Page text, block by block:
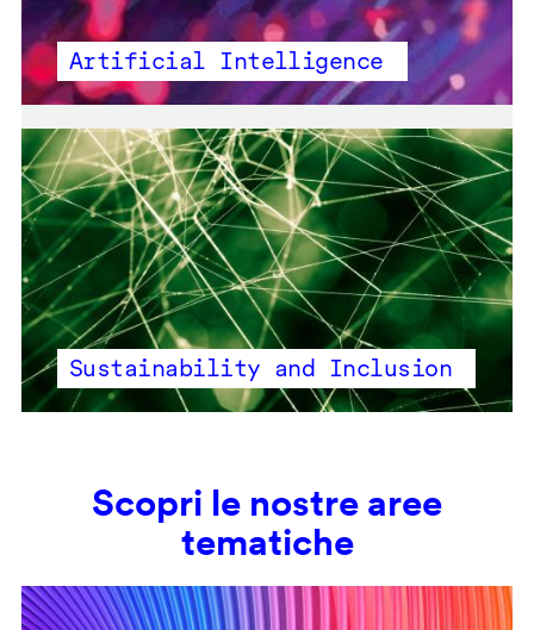
Artificial Intelligence
Sustainability and Inclusion
Scopri le nostre aree
tematiche